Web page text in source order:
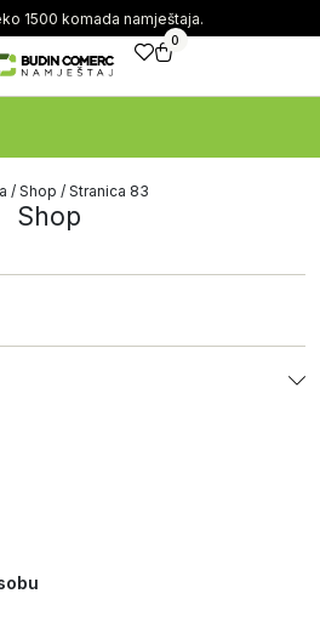
1500 komada namještaja.
0
/ Shop / Stranica 83
Shop